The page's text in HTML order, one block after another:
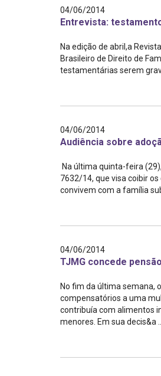
04/06/2014
Entrevista:
Na edição de abril,a
Brasileiro de Direito de
testamentárias serem
04/06/2014
Audiência sobre
Na última quinta-feira
7632/14, que visa coibir
convivem com a família
04/06/2014
TJMG concede
No fim da última semana,
compensatórios a uma
contribuía com alimentos
menores. Em sua decis&a ...